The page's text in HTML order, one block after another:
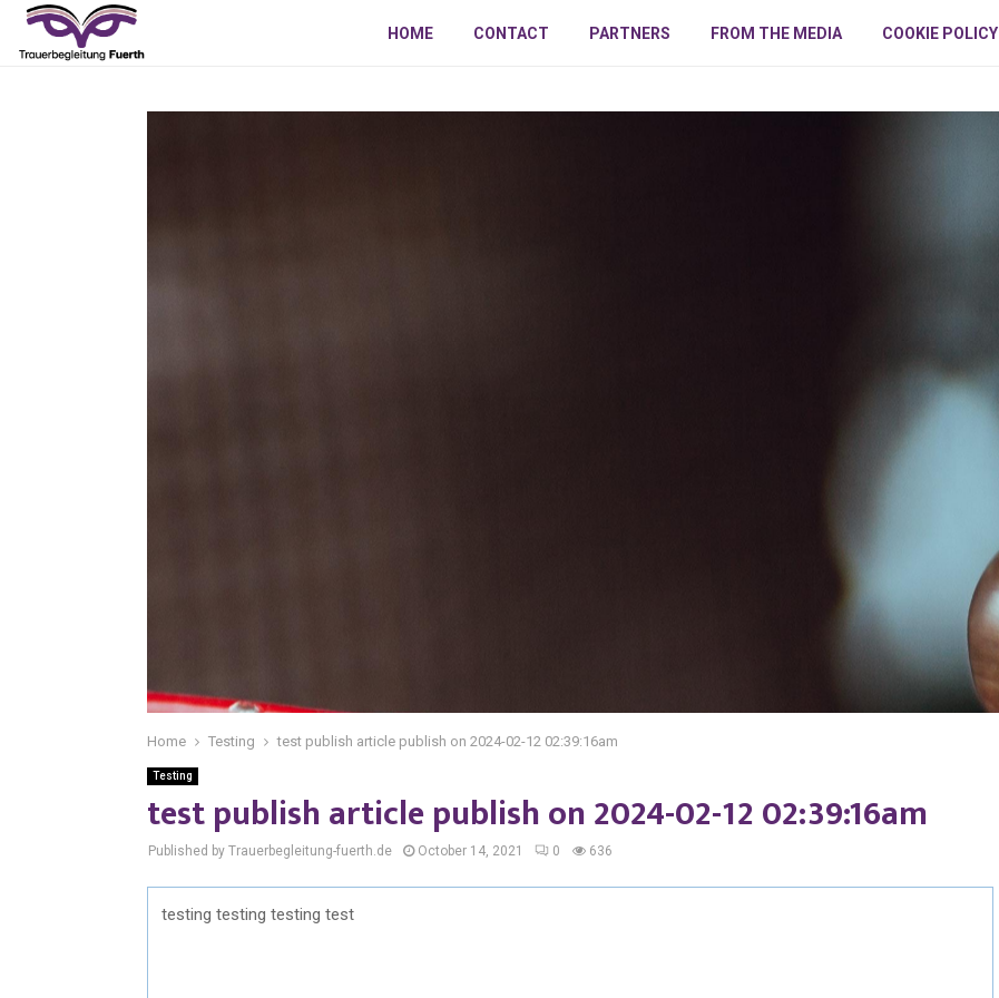
HOME CONTACT PARTNERS FROM THE MEDIA COOKIE POLICY
Home Testing test publish article publish on 2024-02-12 02:39:16am
Testing
test publish article publish on 2024-02-12 02:39:16am
Published by Trauerbegleitung-fuerth.de October 14, 2021 0 636
testing testing testing test